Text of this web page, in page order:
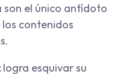
el único antídoto
contenidos
logra esquivar su